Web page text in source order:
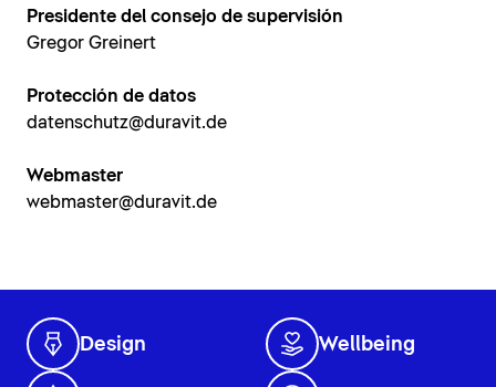
Presidente del consejo de supervisión
Gregor Greinert
Protección de datos
datenschutz@duravit.de
Webmaster
webmaster@duravit.de
Design Wellbeing